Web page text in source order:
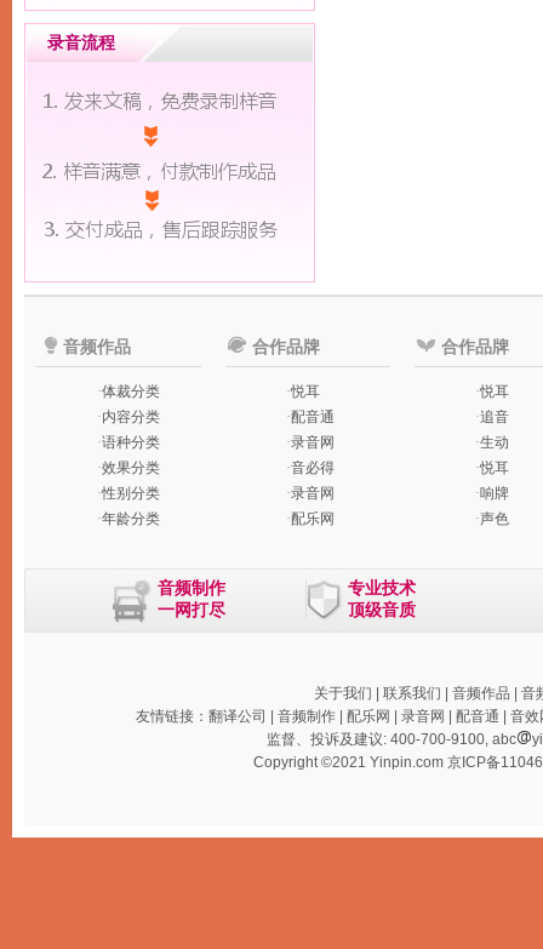
录音流程
音频作品
·体裁分类
·内容分类
·语种分类
·效果分类
·性别分类
·年龄分类
合作品牌
·悦耳
·配音通
·录音网
·音必得
·录音网
·配乐网
合作品牌
·悦耳
·追音
·生动
·悦耳
·响牌
·声色
音频制作
一网打尽
专业技术
顶级音质
关于我们 联系我们 音频作品
音
友情链接： 翻译公司 音频制作| 配乐网 录音网 配音通
音效
监督、投诉及建议: 400-700-9100, abc
Copyright ©2021 Yinpin.com 京ICP备